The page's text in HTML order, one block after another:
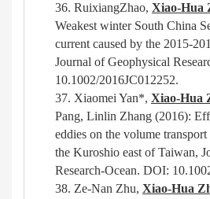
36. RuixiangZhao, Xiao-Hua
Weakest winter South China
current caused by the 2015-
Journal of Geophysical
10.1002/2016JC012252.
37. Xiaomei Yan*, Xiao-Hua
Pang, Linlin Zhang (2016):
eddies on the volume
the Kuroshio east of Taiwan,
Research-Ocean. DOI:
38. Ze-Nan Zhu, Xiao-Hua